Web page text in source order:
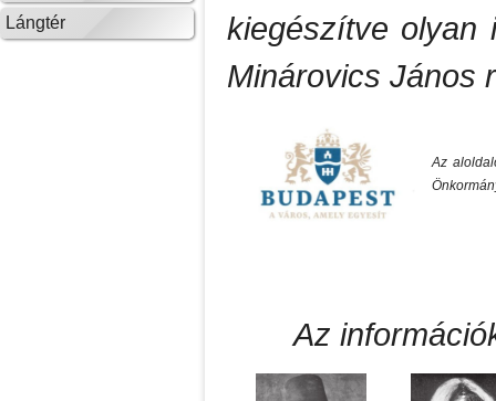
Lángtér
kiegészítve olyan
Minárovics János
Az
Az